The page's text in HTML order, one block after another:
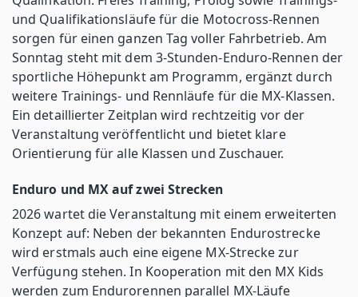
und Qualifikationsläufe für die Motocross-Rennen
sorgen für einen ganzen Tag voller Fahrbetrieb. Am
Sonntag steht mit dem 3‑Stunden‑Enduro-Rennen der
sportliche Höhepunkt am Programm, ergänzt durch
weitere Trainings- und Rennläufe für die MX-Klassen.
Ein detaillierter Zeitplan wird rechtzeitig vor der
Veranstaltung veröffentlicht und bietet klare
Orientierung für alle Klassen und Zuschauer.
Enduro und MX auf zwei Strecken
2026 wartet die Veranstaltung mit einem erweiterten
Konzept auf: Neben der bekannten Endurostrecke
wird erstmals auch eine eigene MX-Strecke zur
Verfügung stehen. In Kooperation mit den MX Kids
werden zum Endurorennen parallel MX‑Läufe